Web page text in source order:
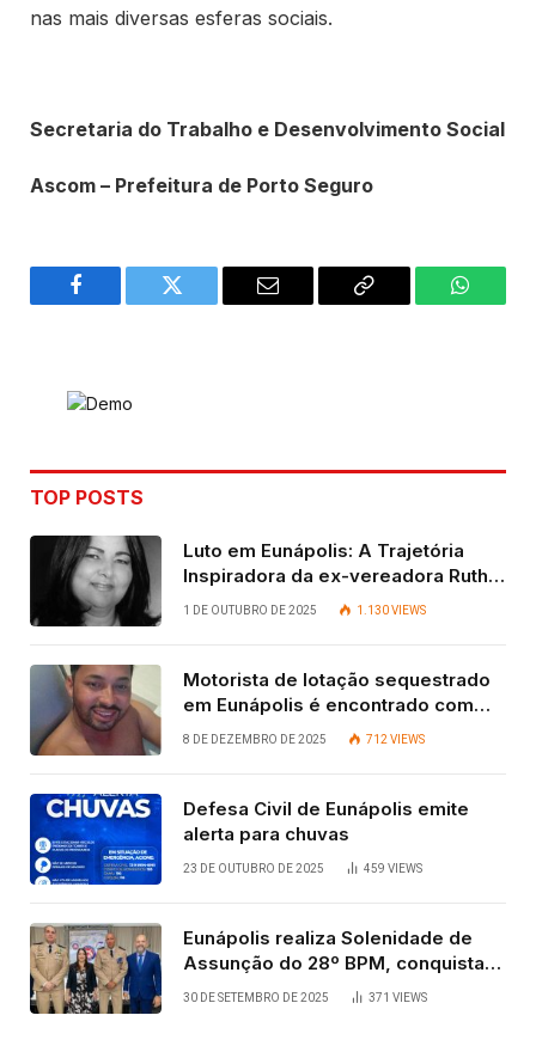
nas mais diversas esferas sociais.
Secretaria do Trabalho e Desenvolvimento Social
Ascom – Prefeitura de Porto Seguro
Facebook Twitter Email
Copy
TOP POSTS
Luto em Eunápolis: A Trajetória
Inspiradora da ex-vereadora Ruth
Contadora
1 DE OUTUBRO DE 2025 1.130VIEWS
Motorista de lotação sequestrado
em Eunápolis é encontrado com
vida após quatro dias.
8 DE DEZEMBRO DE 2025 712VIEWS
Defesa Civil de Eunápolis emite
alerta para chuvas
23 DE OUTUBRO DE 2025 459 VIEWS
Eunápolis realiza Solenidade de
Assunção do 28º BPM, conquista
viabilizada por articulação política
30 DE SETEMBRO DE 2025 371 VIEWS